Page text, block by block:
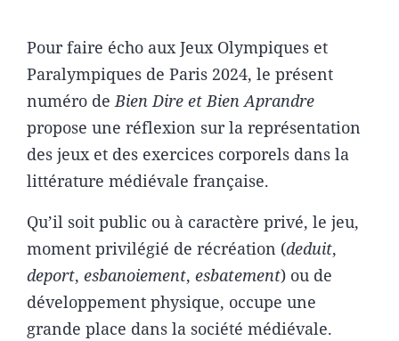
Pour faire écho aux Jeux Olympiques et
Paralympiques de Paris 2024, le présent
numéro deBien Dire et Bien Aprandre
propose une réflexion sur la représentation
des jeux et des exercices corporels dans la
littérature médiévale française.
Qu’il soit public ou à caractère privé, le jeu,
moment privilégié de récréation (deduit,
deport, esbanoiement, esbatement) ou de
développement physique, occupe une
grande place dans la société médiévale.